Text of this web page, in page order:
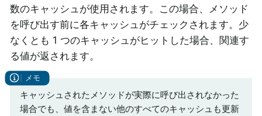
数のキャッシュが使用されます。この場合、メソッド
を呼び出す前に各キャッシュがチェックされます。少
なくとも 1 つのキャッシュがヒットした場合、関連す
る値が返されます。
キャッシュされたメソッドが実際に呼び出されなかった
場合でも、値を含まない他のすべてのキャッシュも更新